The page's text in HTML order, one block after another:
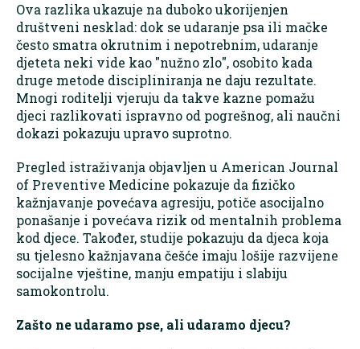
Ova razlika ukazuje na duboko ukorijenjen
društveni nesklad: dok se udaranje psa ili mačke
često smatra okrutnim i nepotrebnim, udaranje
djeteta neki vide kao "nužno zlo", osobito kada
druge metode discipliniranja ne daju rezultate.
Mnogi roditelji vjeruju da takve kazne pomažu
djeci razlikovati ispravno od pogrešnog, ali naučni
dokazi pokazuju upravo suprotno.
Pregled istraživanja objavljen u American Journal
of Preventive Medicine pokazuje da fizičko
kažnjavanje povećava agresiju, potiče asocijalno
ponašanje i povećava rizik od mentalnih problema
kod djece. Također, studije pokazuju da djeca koja
su tjelesno kažnjavana češće imaju lošije razvijene
socijalne vještine, manju empatiju i slabiju
samokontrolu.
Zašto ne udaramo pse, ali udaramo djecu?